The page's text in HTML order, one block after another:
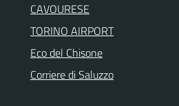
CAVOURESE
TORINO AIRPORT
Eco del Chisone
Corriere di Saluzzo